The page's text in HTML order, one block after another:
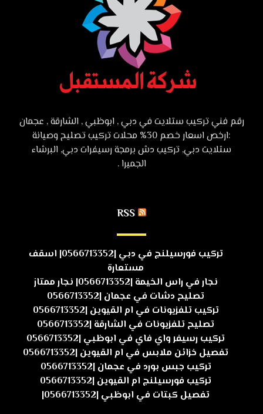
رقم فني تركيب ستلايت في دبي , ابوظبي , الشارقة , عجمان
:ارخص اسعار خصم 30% محلات تركيب تصليح وصيانة
ستلايت دبي, تركيب دش برمجة رسيفرات دبي, البرشاء
الجميرا .
RSS
تركيب فورسيلنج في دبي |0566713352| اسقف
مستعارة
نجار في راس الخيمة |0566713352| نجار ممتاز
تصليح دشات في عجمان |0566713352
تركيب تلفزيونات في ام القيوين |0566713352
تصليح تلفزيونات في الشارقة |0566713352
تركيب رسيفر واي فاي في ابوظبي |0566713352
تفصيل خزائن ملابس في ام القيوين |0566713352
تركيب جبس بورد في عجمان |0566713352
تركيب فورسيلنج ام القيوين |0566713352
تفصيل كبتات في ابوظبي |0566713352|